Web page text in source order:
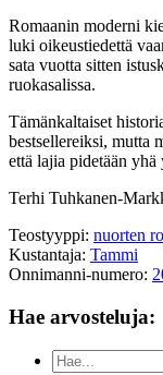
Romaanin moderni
luki oikeustiedettä
sata vuotta sitten
ruokasalissa.
Tämänkaltaiset
bestsellereiksi, mutta
että lajia pidetään yhä
Terhi Tuhkanen-
Teostyyppi: nuorten
Kustantaja: Tammi
Onnimanni-numero:
Hae arvosteluja: